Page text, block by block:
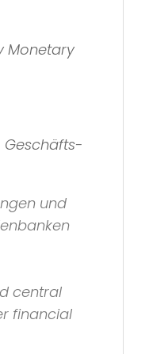
Monetary
Geschäfts-
und
central
financial